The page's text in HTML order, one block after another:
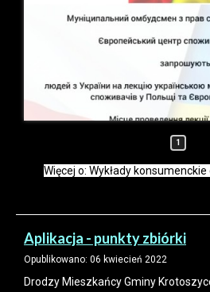
1
Więcej o: Wykłady
Aplikacja - punkty zbiórki
Opublikowano: 06 kwiecień 2022
Drodzy Mieszkańcy Gminy